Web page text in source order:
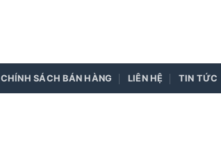
CHÍNH SÁCH BÁN HÀNG LIÊN HỆ TIN TỨC